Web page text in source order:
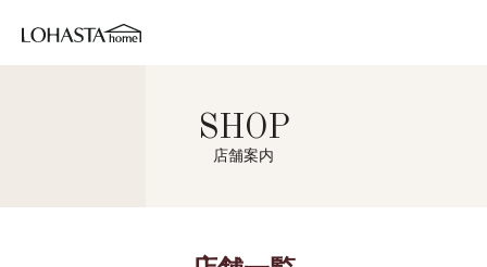
SHOP
店舗案内